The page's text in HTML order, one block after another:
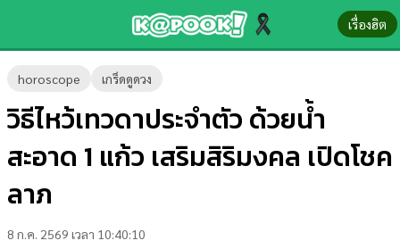
เรื่องฮิต
horoscope เกร็ดดูดวง
วิธีไหว้เทวดาประจำตัว ด้วยน้ำ
สะอาด 1 แก้ว เสริมสิริมงคล เปิดโชค
ลาภ
8 ก.ค. 2569 เวลา 10:40:10
ข่าว-
ความ
รู้
บันเทิง